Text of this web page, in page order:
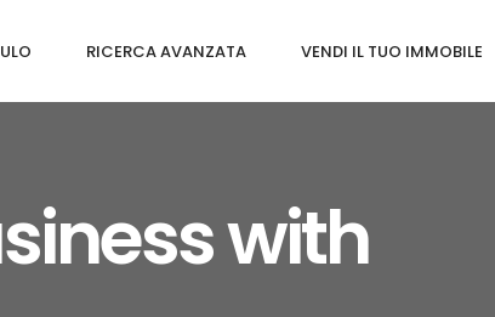
RICERCA AVANZATA VENDI IL TUO IMMOBILE
with